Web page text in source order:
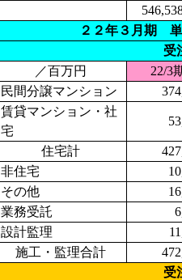
２２年３月期
受
／百万円
22/3
民間分譲マンション
賃貸マンション・社
宅
住宅計
非住宅
その他
業務受託
設計監理
施工・監理合計
受